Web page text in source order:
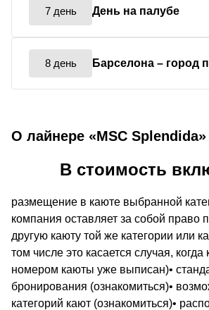
7 день День на палубе
8 день Барселона – город
О лайнере «MSC Splendida»
В стоимость
размещение в каюте выбранной
компания оставляет за собой право
другую каюту той же категории или
том числе это касается случая,
номером каюты уже выписан)•
бронирования (ознакомиться)•
категорий кают (ознакомиться)•